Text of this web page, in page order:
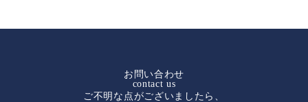
お問い合わせ
contact us
ご不明な点がございましたら、